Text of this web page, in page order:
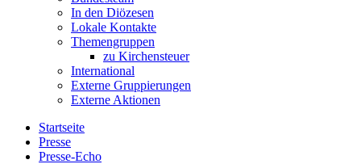
In den Diözesen
Lokale Kontakte
Themengruppen
zu Kirchensteuer
International
Externe Gruppierungen
Externe Aktionen
Startseite
Presse
Presse-Echo